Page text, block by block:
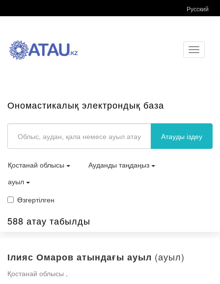
Русский
Toggle
Ономастикалық электрондық база
Атауды іздеу
Қостанай облысы
Ауданды таңдаңыз
ауыл
Өзгертілген
588 атау табылды
Ілияс Омаров атындағы ауыл (ауыл)
Қостанай облысы ,